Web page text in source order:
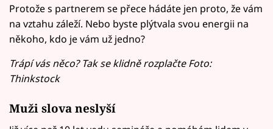
Protože s partnerem se přece hádáte jen proto, že vám
na vztahu záleží. Nebo byste plýtvala svou energii na
někoho, kdo je vám už jedno?
Trápí vás něco? Tak se klidně rozplačte Foto:
Thinkstock
Muži slova neslyší